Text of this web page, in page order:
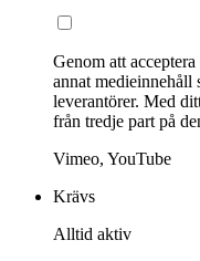
Genom att
annat medieinnehåll
leverantörer. Med
från tredje part på
Vimeo, YouTube
Krävs
Alltid aktiv